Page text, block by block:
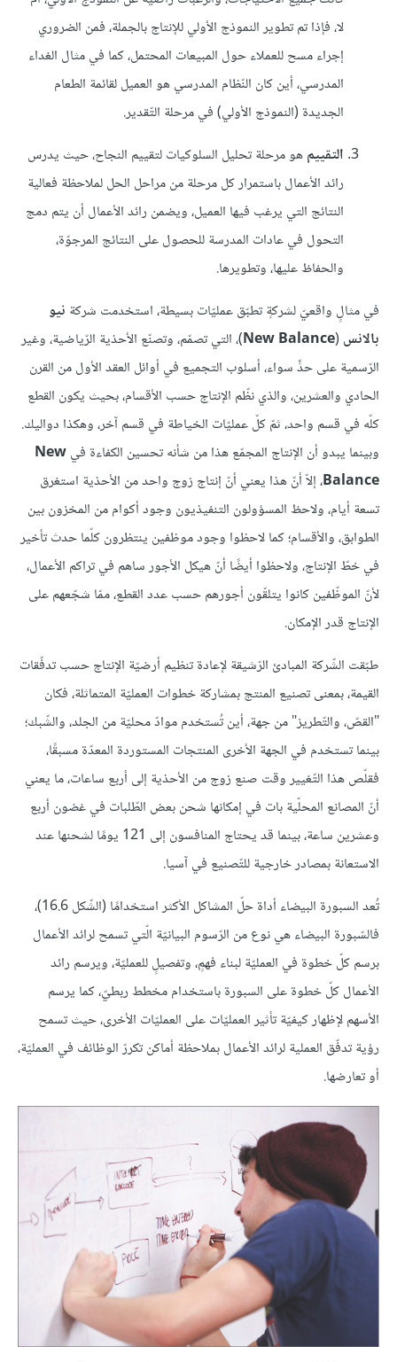
لا، فإذا تم تطوير النموذج الأولي للإنتاج بالجملة، فمن الضروري
إجراء مسح للعملاء حول المبيعات المحتمل، كما في مثال الغداء
المدرسي، أين كان النّظام المدرسي هو العميل لقائمة الطعام
الجديدة (النموذج الأولي) في مرحلة التّقدير.
التقييمهو مرحلة تحليل السلوكيات لتقييم النجاح، حيث يدرس
رائد الأعمال باستمرار كل مرحلة من مراحل الحل لملاحظة فعالية
النتائج التي يرغب فيها العميل، ويضمن رائد الأعمال أن يتم دمج
التحول في عادات المدرسة للحصول على النتائج المرجوّة،
والحفاظ عليها، وتطويرها.
في مثالٍ واقعيّ لشركةٍ تطبّق عمليّات بسيطة، استخدمت شركة نيو
بالانس (
New Balance)، التي تصمّم، وتصنّع الأحذية الرّياضية، وغير
الرّسمية على حدٍّ سواء، أسلوب التجميع في أوائل العقد الأول من القرن
الحادي والعشرين، والذي نظّم الإنتاج حسب الأقسام، بحيث يكون القطع
كلّه في قسم واحد، ثمّ كلّ عمليّات الخياطة في قسم آخر، وهكذا دواليك.
وبينما يبدو أن الإنتاج المجمّع هذا من شأنه تحسين الكفاءة فيNew
Balance، إلاّ أنّ هذا يعني أنّ إنتاج زوج واحد من الأحذية استغرق
تسعة أيام، ولاحظ المسؤولون التنفيذيون وجود أكوام من المخزون بين
الطوابق، والأقسام؛ كما لاحظوا وجود موظفين ينتظرون كلّما حدث تأخير
في خطّ الإنتاج، ولاحظوا أيضًا أنّ هيكل الأجور ساهم في تراكم الأعمال،
لأنّ الموظّفين كانوا يتلقّون أجورهم حسب عدد القطع، ممّا شجّعهم على
الإنتاج قدر الإمكان.
طبّقت الشّركة المبادئ الرّشيقة لإعادة تنظيم أرضيّة الإنتاج حسب تدفّقات
القيمة، بمعنى تصنيع المنتج بمشاركة خطوات العمليّة المتماثلة، فكان
"القصّ، والتّطريز" من جهة، أين تُستخدم موادّ محليّة من الجلد، والشّبك؛
بينما تستخدم في الجهة الأخرى المنتجات المستوردة المعدّة مسبقًا،
فقلّص هذا التّغيير وقت صنع زوج من الأحذية إلى أربع ساعات، ما يعني
أنّ المصانع المحلّية بات في إمكانها شحن بعض الطّلبات في غضون أربع
وعشرين ساعة، بينما قد يحتاج المنافسون إلى 121 يومًا لشحنها عند
الاستعانة بمصادر خارجية للتّصنيع في آسيا.
تُعد السبورة البيضاء أداة حلّ المشاكل الأكثر استخدامًا (الشّكل 16.6)،
فالسّبورة البيضاء هي نوع من الرّسوم البيانيّة الّتي تسمح لرائد الأعمال
برسم كلّ خطوة في العمليّة لبناء فهمٍ، وتفصيلٍ للعمليّة، ويرسم رائد
الأعمال كلّ خطوة على السبورة باستخدام مخطط ربطيّ، كما يرسم
الأسهم لإظهار كيفيّة تأثير العمليّات على العمليّات الأخرى، حيث تسمح
رؤية تدفّق العملية لرائد الأعمال بملاحظة أماكن تكررّ الوظائف في العمليّة،
أو تعارضها.